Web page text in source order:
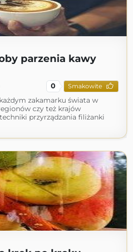
parzenia kawy
0 Smakowite
zakamarku świata w
czy też krajów
przyrządzania filiżanki